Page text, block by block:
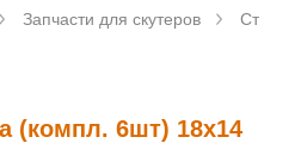
Запчасти для скутеров
(компл. 6шт) 18x14